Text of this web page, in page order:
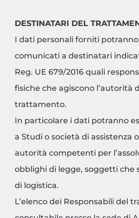
DESTINATARI DEL
I dati personali forniti potranno
comunicati a destinatari
Reg. UE 679/2016 quali
fisiche che agiscono l’autorità
trattamento.
In particolare i dati potranno
a Studi o società di assistenza
autorità competenti per
obblighi di legge, soggetti che
di logistica.
L’elenco dei Responsabili del